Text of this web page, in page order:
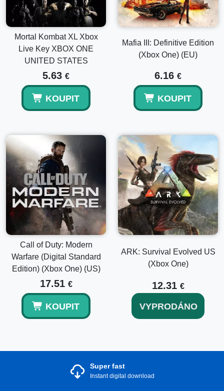
Mortal Kombat XL Xbox
Live Key XBOX ONE
UNITED STATES
5.63 €
KOUPIT
Mafia III: Definitive Edition
(Xbox One) (EU)
6.16 €
KOUPIT
Call of Duty: Modern
Warfare (Digital Standard
Edition) (Xbox One) (US)
17.51 €
KOUPIT
ARK: Survival Evolved US
(Xbox One)
12.31 €
VYPRODÁNO
Super fast
Instant digital download